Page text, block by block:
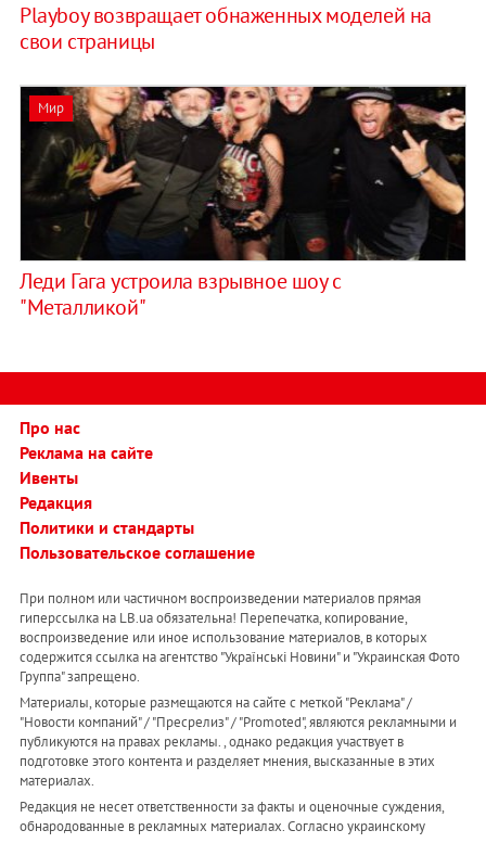
Playboy возвращает обнаженных моделей на
свои страницы
Мир
Леди Гага устроила взрывное шоу с
"Металликой"
Про нас
Реклама на сайте
Ивенты
Редакция
Политики и стандарты
Пользовательское соглашение
При полном или частичном воспроизведении материалов прямая
гиперссылка на LB.ua обязательна! Перепечатка, копирование,
воспроизведение или иное использование материалов, в которых
содержится ссылка на агентство "Українськi Новини" и "Украинская Фото
Группа" запрещено.
Материалы, которые размещаются на сайте с меткой "Реклама" /
"Новости компаний" / "Пресрелиз" / "Promoted", являются рекламными и
публикуются на правах рекламы. , однако редакция участвует в
подготовке этого контента и разделяет мнения, высказанные в этих
материалах.
Редакция не несет ответственности за факты и оценочные суждения,
обнародованные в рекламных материалах. Согласно украинскому